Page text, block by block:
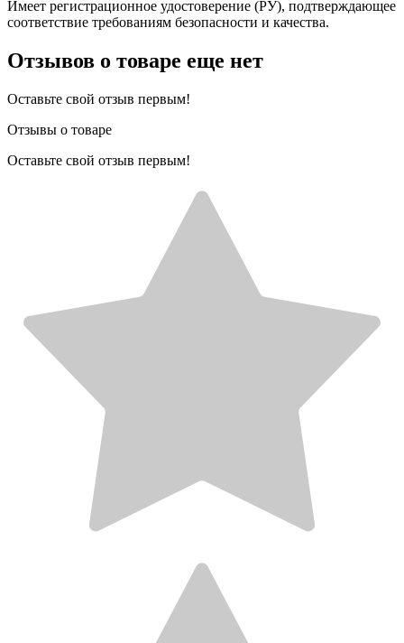
Имеет регистрационное удостоверение (РУ), подтверждающее
соответствие требованиям безопасности и качества.
Отзывов о товаре еще нет
Оставьте свой отзыв первым!
Отзывы о товаре
Оставьте свой отзыв первым!